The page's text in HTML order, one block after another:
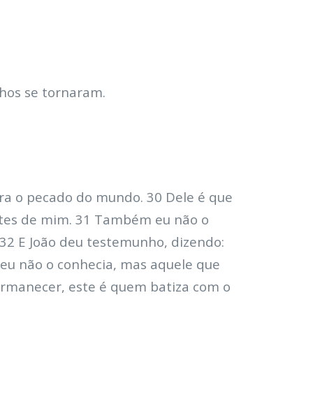
se tornaram.
o pecado do mundo. 30 Dele é que
de mim. 31 Também eu não o
E João deu testemunho, dizendo:
não o conhecia, mas aquele que
este é quem batiza com o